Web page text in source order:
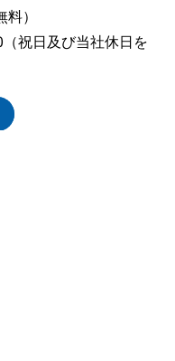
）
祝日及び当社休日を